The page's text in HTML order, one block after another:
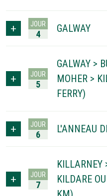
JOUR
4 GALWAY
JOUR
5
GALWAY >
MOHER >
FERRY)
JOUR
6 L'ANNEAU
JOUR
7
KILLARNEY
KILDARE